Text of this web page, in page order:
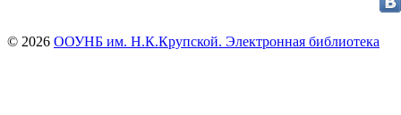
© 2026 ООУНБ им. Н.К.Крупской. Электронная библиотека